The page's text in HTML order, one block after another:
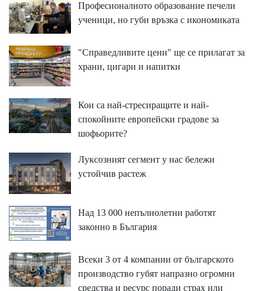
Професионалното образование печели
ученици, но губи връзка с икономиката
"Справедливите цени" ще се прилагат за
храни, цигари и напитки
Кои са най-стресиращите и най-
спокойните европейски градове за
шофьорите?
Луксозният сегмент у нас бележи
устойчив растеж
Над 13 000 непълнолетни работят
законно в България
Всеки 3 от 4 компании от българското
производство губят напразно огромни
средства и ресурс поради страх или